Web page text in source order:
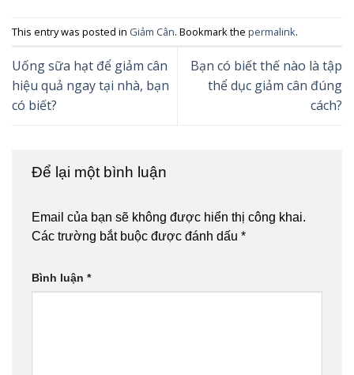
This entry was posted in Giảm Cân. Bookmark the permalink.
Uống sữa hạt để giảm cân
hiệu quả ngay tại nhà, bạn
có biết?
Bạn có biết thế nào là tập
thể dục giảm cân đúng
cách?
Để lại một bình luận
Email của bạn sẽ không được hiển thị công khai.
Các trường bắt buộc được đánh dấu *
Bình luận *